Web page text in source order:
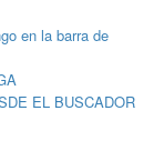
en la barra de
EL BUSCADOR